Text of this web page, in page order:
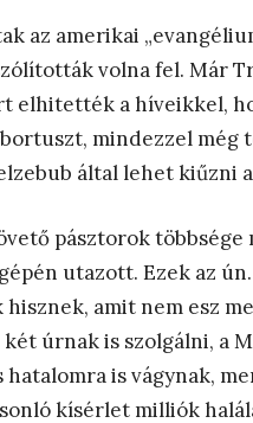
az amerikai
volna fel. Már
elhitették a híveikkel,
mindezzel még
által lehet kiűzni
pásztorok
utazott. Ezek az
amit nem esz
úrnak is szolgálni, a
is vágynak,
kísérlet milliók